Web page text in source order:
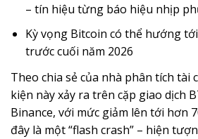
– tín hiệu từng báo hiệu nhịp
Kỳ vọng Bitcoin có thể hướng tới
trước cuối năm 2026
Theo chia sẻ của nhà phân tích tài
kiện này xảy ra trên cặp giao dịch
Binance, với mức giảm lên tới hơn
đây là một “flash crash” – hiện